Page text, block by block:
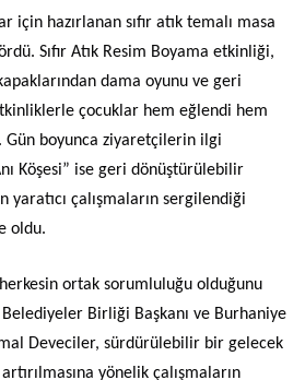
için hazırlanan sıfır atık temalı masa
Sıfır Atık Resim Boyama etkinliği,
dama oyunu ve geri
çocuklar hem eğlendi hem
Gün boyunca ziyaretçilerin ilgi
Köşesi” ise geri dönüştürülebilir
yaratıcı çalışmaların sergilendiği
oldu.
ortak sorumluluğu olduğunu
Birliği Başkanı ve Burhaniye
Deveciler, sürdürülebilir bir gelecek
yönelik çalışmaların